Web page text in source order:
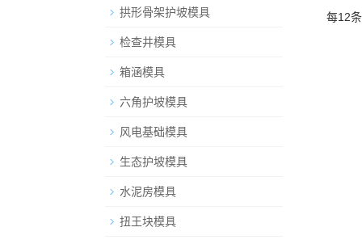
每12
拱形骨架护坡模具
检查井模具
箱涵模具
六角护坡模具
风电基础模具
生态护坡模具
水泥房模具
扭王块模具